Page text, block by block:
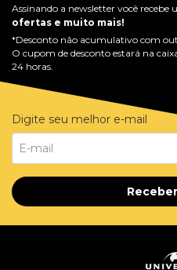
Assinando a newsletter você recebe
ofertas e muito mais!
*Desconto não acumulativo com
O cupom de desconto estará na
24 horas.
Digite seu melhor e-mail